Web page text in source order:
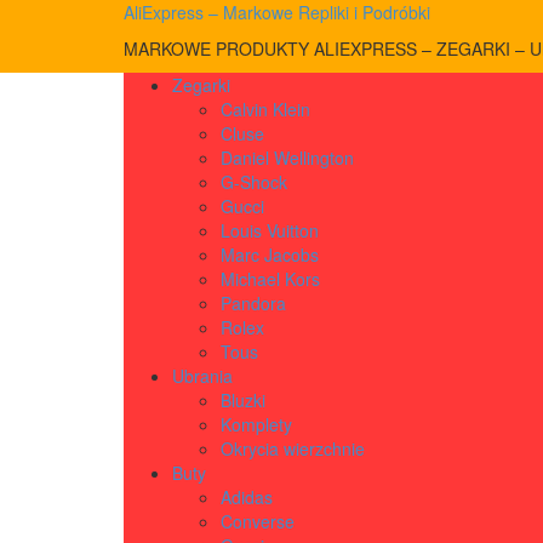
AliExpress – Markowe Repliki i Podróbki
MARKOWE PRODUKTY ALIEXPRESS – ZEGARKI –
Zegarki
Calvin Klein
Cluse
Daniel Wellington
G-Shock
Gucci
Louis Vuitton
Marc Jacobs
Michael Kors
Pandora
Rolex
Tous
Ubrania
Bluzki
Komplety
Okrycia wierzchnie
Buty
Adidas
Converse